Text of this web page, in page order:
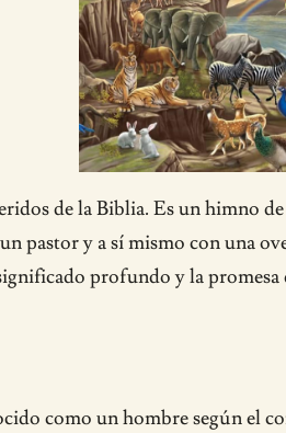
de la Biblia. Es un himno
pastor y a sí mismo con una
profundo y la promesa
como un hombre según el